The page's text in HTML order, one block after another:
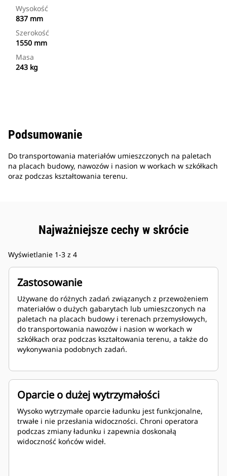
Wysokość
837 mm
Szerokość
1550 mm
Masa
243 kg
Podsumowanie
Do transportowania materiałów umieszczonych na paletach
na placach budowy, nawozów i nasion w workach w szkółkach
oraz podczas kształtowania terenu.
Najważniejsze cechy w skrócie
Wyświetlanie 1-3 z 4
Zastosowanie
Używane do różnych zadań związanych z przewożeniem
materiałów o dużych gabarytach lub umieszczonych na
paletach na placach budowy i terenach przemysłowych,
do transportowania nawozów i nasion w workach w
szkółkach oraz podczas kształtowania terenu, a także do
wykonywania podobnych zadań.
Oparcie o dużej wytrzymałości
Wysoko wytrzymałe oparcie ładunku jest funkcjonalne,
trwałe i nie przesłania widoczności. Chroni operatora
podczas zmiany ładunku i zapewnia doskonałą
widoczność końców wideł.